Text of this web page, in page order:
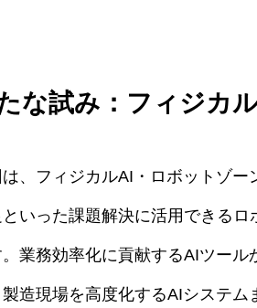
な試み：フィジカ
、フィジカルAI・ロボットゾ
いった課題解決に活用できる
。業務効率化に貢献するAIツー
製造現場を高度化するAIシステ